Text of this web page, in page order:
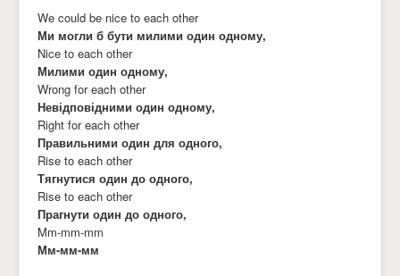
We could be nice to each other
Ми могли б бути милими один одному,
Nice to each other
Милими один одному,
Wrong for each other
Невідповідними один одному,
Right for each other
Правильними один для одного,
Rise to each other
Тягнутися один до одного,
Rise to each other
Прагнути один до одного,
Mm-mm-mm
Мм-мм-мм